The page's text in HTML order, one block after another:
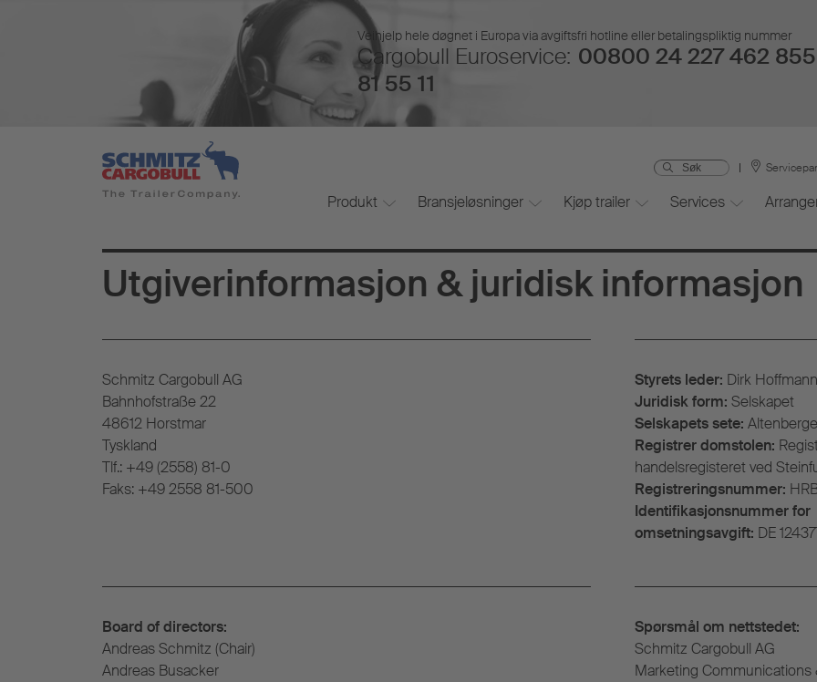
Veihjelp hele døgnet i Europa via avgiftsfri hotline eller betalingspliktig nummer
Cargobull Euroservice: 00800 24 227 462
81 55 11
Produkt Bransjeløsninger Kjøp trailer Services
Utgiverinformasjon & juridisk informasjon
Schmitz Cargobull AG
Bahnhofstraße 22
48612 Horstmar
Tyskland
Tlf.: +49 (2558) 81-0
Faks: +49 2558 81-500
Styrets leder: Dirk Hoffmann
Juridisk form: Selskapet
Selskapets sete: Altenberge
Registrer domstolen:
handelsregisteret ved
Registreringsnummer:
Identifikasjonsnummer for
omsetningsavgift: DE
Board of directors:
Andreas Schmitz (Chair)
Andreas Busacker
Spørsmål om nettstedet:
Schmitz Cargobull AG
Marketing Communications